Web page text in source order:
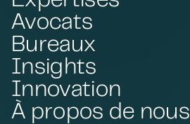
Avocats
Bureaux
Insights
Innovation
À propos de nous